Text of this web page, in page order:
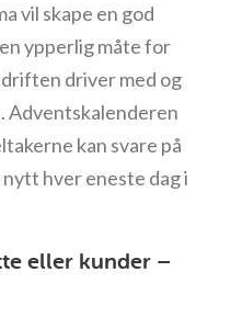
vil skape en god
ypperlig måte for
driver med og
Adventskalenderen
kan svare på
nytt hver eneste dag i
eller kunder –